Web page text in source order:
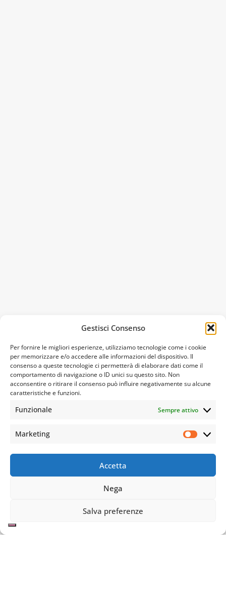
Gestisci Consenso
Per fornire le migliori esperienze, utilizziamo tecnologie come i cookie
per memorizzare e/o accedere alle informazioni del dispositivo. Il
consenso a queste tecnologie ci permetterà di elaborare dati come il
comportamento di navigazione o ID unici su questo sito. Non
acconsentire o ritirare il consenso può influire negativamente su alcune
caratteristiche e funzioni.
Funzionale Sempre attivo
Marketing
Accetta
Nega
Salva preferenze